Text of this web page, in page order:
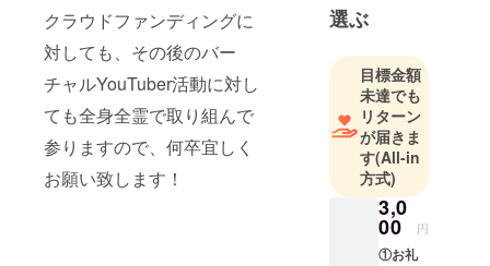
クラウドファンディングに
対しても、その後のバー
チャルYouTuber活動に対し
ても全身全霊で取り組んで
参りますので、何卒宜しく
お願い致します！
選ぶ
目標金額
未達でも
リターン
が届きま
す(All-in
方式)
3,0
00 円
①お礼